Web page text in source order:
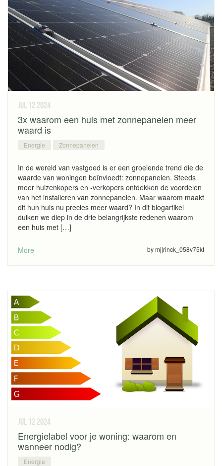
jul 12 2024
3x waarom een huis met zonnepanelen meer
waard is
Energie Zonnepanelen
In de wereld van vastgoed is er een groeiende trend die de
waarde van woningen beïnvloedt: zonnepanelen. Steeds
meer huizenkopers en -verkopers ontdekken de voordelen
van het installeren van zonnepanelen. Maar waarom maakt
dit hun huis nu precies meer waard? In dit blogartikel
duiken we diep in de drie belangrijkste redenen waarom
een huis met […]
More by mjjrinck_058v75kt
jul 12 2024
Energielabel voor je woning: waarom en
wanneer nodig?
Energie